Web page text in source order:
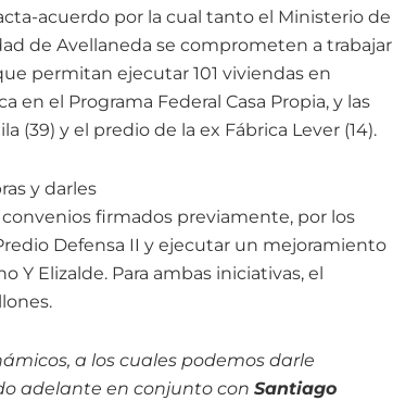
acuerdo por la cual tanto el Ministerio de
de Avellaneda se comprometen a trabajar
permitan ejecutar 101 viviendas en
el Programa Federal Casa Propia, y las
(39) y el predio de la ex Fábrica Lever (14).
y darles
firmados previamente, por los
Defensa II y ejecutar un mejoramiento
Y Elizalde. Para ambas iniciativas, el
a los cuales podemos darle
adelante en conjunto con Santiago